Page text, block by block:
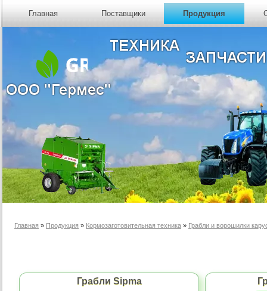
Главная Поставщики Продукция
Главная » Продукция » Кормозаготовительная техника » Грабли и ворошилки
Грабли Sipma